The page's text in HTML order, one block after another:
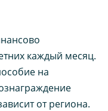
каждый месяц.
на
от региона.